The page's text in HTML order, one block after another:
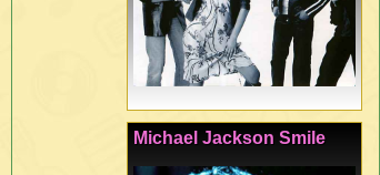
Michael Jackson Smile